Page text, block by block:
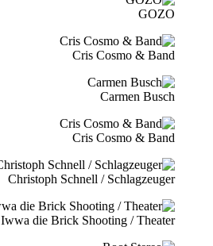
GOZO
Cris Cosmo & Band
Carmen Busch
Cris Cosmo & Band
Christoph Schnell / Schlagzeuger
Iwwa die Brick Shooting / Theater